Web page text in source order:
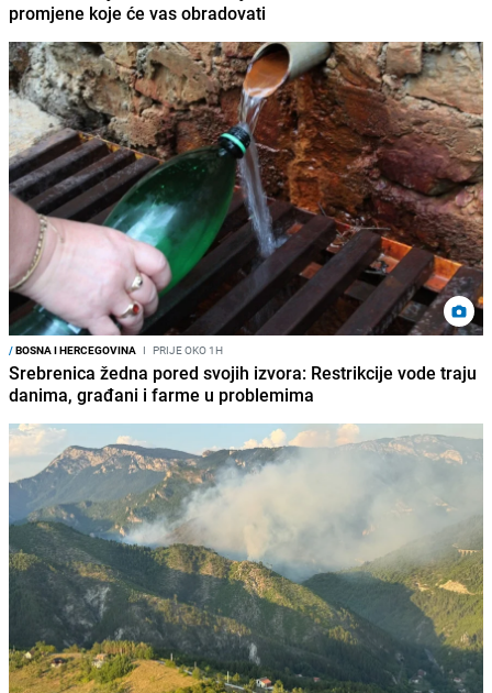
promjene koje će vas obradovati
/BOSNA I HERCEGOVINA I PRIJE OKO 1H
Srebrenica žedna pored svojih izvora: Restrikcije vode traju
danima, građani i farme u problemima